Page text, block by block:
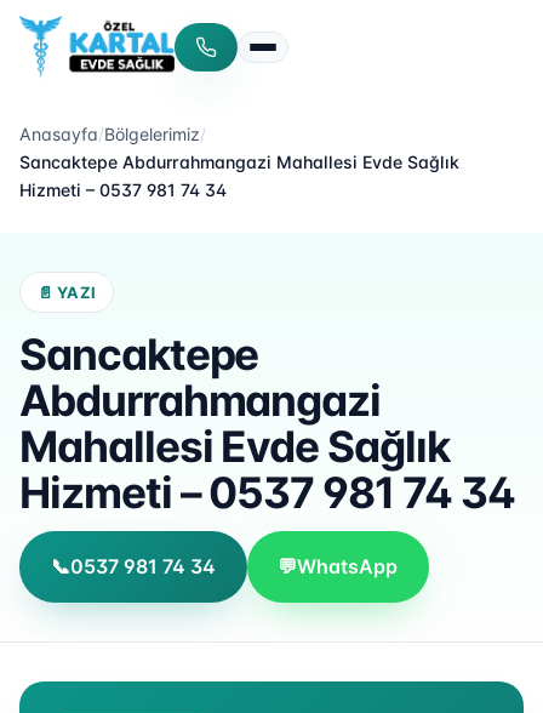
Menüyü aç/kapat
Anasayfa/Bölgelerimiz/
Sancaktepe Abdurrahmangazi Mahallesi Evde Sağlık
Hizmeti – 0537 981 74 34
📄 YAZI
Sancaktepe
Abdurrahmangazi
Mahallesi Evde Sağlık
Hizmeti – 0537 981 74 34
📞0537 981 74 34 💬WhatsApp